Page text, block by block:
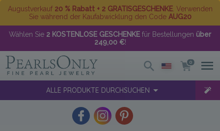
Augustverkauf 20 % Rabatt + 2 GRATISGESCHENKE. Verwenden
Sie während der Kaufabwicklung den Code AUG20
Wählen Sie 2 KOSTENLOSE GESCHENKE für Bestellungen über
249,00 €!
0
ALLE PRODUKTE DURCHSUCHEN